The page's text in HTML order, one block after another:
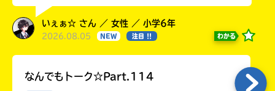
いぇぁ☆ さん ／ 女性 ／ 小学6年
2026.08.05 NEW 注目 !! わかる
なんでもトーク☆Part.114